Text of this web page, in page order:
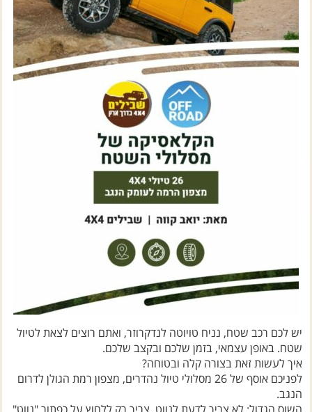
יש לכם רכב שטח, נניח טויוטה לנדקרוזר, ואתם רוצים לצאת לטיול
שטח. באופן עצמאי, בזמן שלכם ובקצב שלכם.
איך לעשות זאת בצורה קלה ובטוחה?
לפניכם אוסף של 26 מסלולי טיול נהדרים, מצפון רמת הגולן לדרום
הנגב.
השוס הגדול: לא צריך לדעת לנווט. צריך רק ללחוץ על כפתור "נווט"
באפליקציית "אופרואד" ולנסוע לפי החץ.